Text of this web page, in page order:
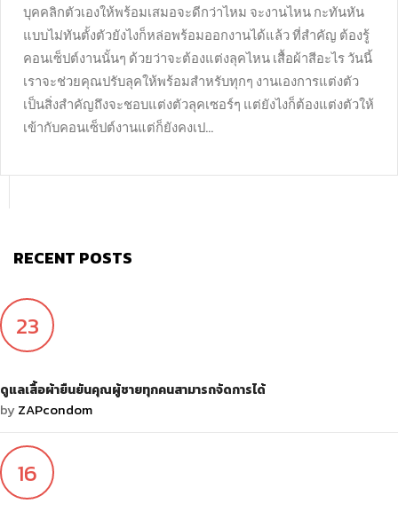
บุคคลิกตัวเองให้พร้อมเสมอจะดีกว่าไหม จะงานไหน กะทันหัน
แบบไม่ทันตั้งตัวยังไงก็หล่อพร้อมออกงานได้แล้ว ที่สำคัญ ต้องรู้
คอนเซ็ปต์งานนั้นๆ ด้วยว่าจะต้องแต่งลุคไหน เสื้อผ้าสีอะไร วันนี้
เราจะช่วยคุณปรับลุคให้พร้อมสำหรับทุกๆ งานเองการแต่งตัว
เป็นสิ่งสำคัญถึงจะชอบแต่งตัวลุคเซอร์ๆ แต่ยังไงก็ต้องแต่งตัวให้
เข้ากับคอนเซ็ปต์งานแต่ก็ยังคงเป…
RECENT POSTS
23
ดูแลเสื้อผ้ายืนยันคุณผู้ชายทุกคนสามารถจัดการได้
by ZAPcondom
16